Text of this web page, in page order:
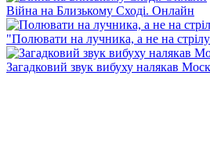
Війна на Близькому Сході. Онлайн
"Полювати на лучника, а не на
Загадковий звук вибуху налякав